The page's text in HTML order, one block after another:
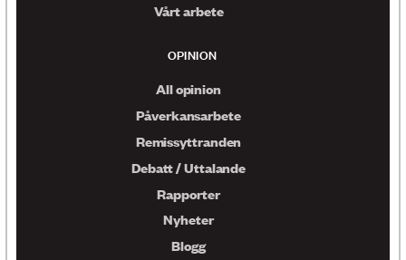
Vårt arbete
OPINION
All opinion
Påverkansarbete
Remissyttranden
Debatt / Uttalande
Rapporter
Nyheter
Blogg